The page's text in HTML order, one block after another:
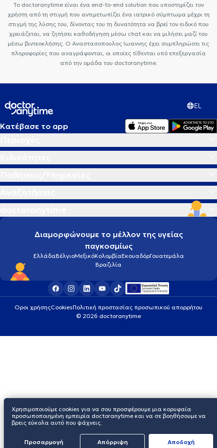
Το doctoranytime είναι ένα end-to-end solution που υποστηρίζει τον
χρήστη από τη στιγμή που αντιμετωπίζει ένα ιατρικό σύμπτωμα μέχρι τη
στιγμή της λύσης του, δίνοντας του τη δυνατότητα να βρεί τον ειδικό που
χρειάζεται, να ζητήσει καθοδήγηση μέσω chat και να μιλήσει μαζί του
μέσω βιντεοκλήσης. Ο Αναστασοπουλος Ιωαννης έχει συμπληρώσει τις
πληροφορίες που αναγράφονται, οι οποίες τίθενται υπό επεξεργασία
από την ομάδα του doctoranytime.
EL
Κατέβασε το app
Διαμορφώνουμε το μέλλον της υγείας
παγκοσμίως
ΕλλάδαΒέλγιοΜεξικόΚολομβίαΕκουαδόρΓουατεμάλα
Βραζιλία
Οροι χρήσηςCookiesΠολιτική προστασίας προσωπικού απορρήτου
© 2026 doctoranytime
Χρησιμοποιούμε cookies για να σου προσφέρουμε μια κορυφαία
προσωποποιημένη εμπειρία doctoranytime και να σε βοηθήσουμε να
βρεις εύκολα αυτό που ψάχνεις.
Προσαρμογή Απόρριψη Aποδοχή